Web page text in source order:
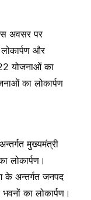
eअवसर पर
और
योजनाओं का
का लोकार्पण
मुख्यमंत्री
लोकार्पण।
के अन्तर्गत जनपद
का लोकार्पण।